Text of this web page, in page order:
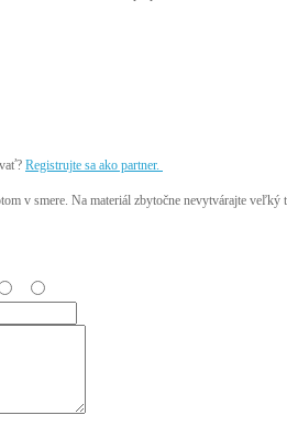
Registrujte sa ako partner.
v smere. Na materiál zbytočne nevytvárajte veľký